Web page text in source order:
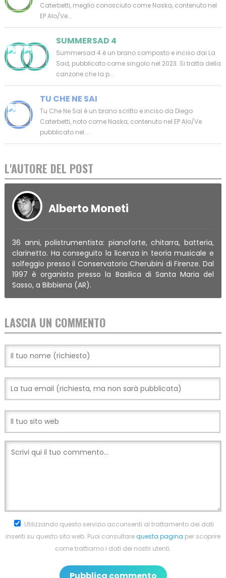
Caterbetti, meglio conosciuto come Naska, contenuto nel
EP Alo/Ve...
SUMMERSAD 4
Summersad 4 è un brano composto e inciso dai La
Sad, pubblicato come singolo nel 2023. Si tratta della
canzone che la p...
TU CHE NE SAI
Tu Che Ne Sai è un brano scritto e inciso da Diego
Caterbetti, noto come Naska, contenuto nel EP Alo/Ve
pubblicato nel ...
L'AUTORE DEL POST
Alberto Moneti
36 anni, polistrumentista: pianoforte, chitarra, batteria,
clarinetto. Ha conseguito la licenza in teoria musicale e
solfeggio presso il Conservatorio Cherubini di Firenze. Dal
1997 è organista presso la Basilica di Santa Maria del
Sasso, a Bibbiena (AR).
LASCIA UN COMMENTO
Utilizzando questo servizio acconsenti al trattamento dei dati
inseriti su questo sito web. Puoi consultarequesta pagina per scoprire
come trattiamo i dati dei nostri utenti.